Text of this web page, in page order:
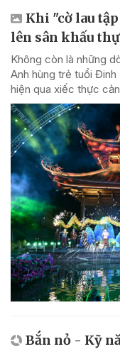
Khi "cờ lau
lên sân khấu
Không còn là những
Anh hùng trẻ tuổi
hiện qua xiếc thực
Bắn nỏ - Kỹ